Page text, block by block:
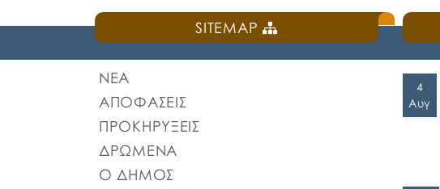
SITEMAP
ΝΕΑ
ΑΠΟΦΑΣΕΙΣ
ΠΡΟΚΗΡΥΞΕΙΣ
ΔΡΩΜΕΝΑ
Ο ΔΗΜΟΣ
4
Αυγ